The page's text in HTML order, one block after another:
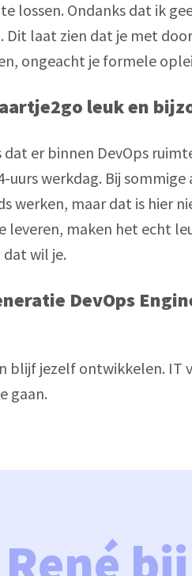
lossen. Ondanks dat ik
Dit laat zien dat je met
ongeacht je formele
leuk en
er binnen DevOps
uurs werkdag. Bij
werken, maar dat is hier
leveren, maken het echt
wil je.
DevOps
blijf jezelf ontwikkelen. IT
gaan.